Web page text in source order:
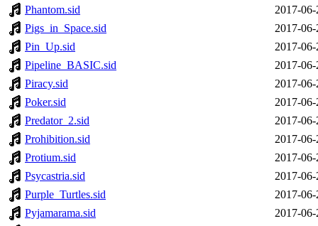
Phantom.sid
2017-
Pigs_in_Space.sid
2017-
Pin_Up.sid
2017-
Pipeline_BASIC.sid
2017-
Piracy.sid
2017-
Poker.sid
2017-
Predator_2.sid
2017-
Prohibition.sid
2017-
Protium.sid
2017-
Psycastria.sid
2017-
Purple_Turtles.sid
2017-
Pyjamarama.sid
2017-